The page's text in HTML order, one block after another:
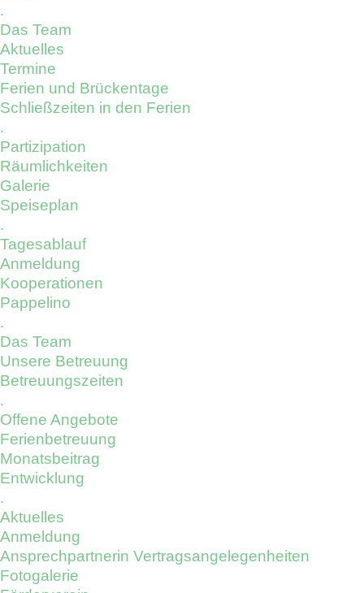
.
Das Team
Aktuelles
Termine
Ferien und Brückentage
Schließzeiten in den Ferien
.
Partizipation
Räumlichkeiten
Galerie
Speiseplan
.
Tagesablauf
Anmeldung
Kooperationen
Pappelino
.
Das Team
Unsere Betreuung
Betreuungszeiten
.
Offene Angebote
Ferienbetreuung
Monatsbeitrag
Entwicklung
.
Aktuelles
Anmeldung
Ansprechpartnerin Vertragsangelegenheiten
Fotogalerie